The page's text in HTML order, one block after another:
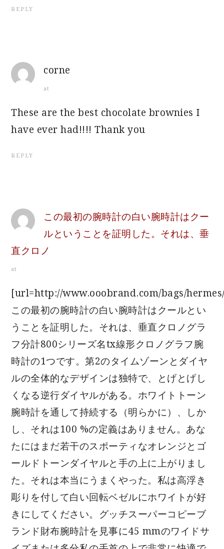
REPLY
corne
at
These are the best chocolate brownies I
have ever had!!!! Thank you
REPLY
この最初の腕時計の白い腕時計はクー
ルということを証明した。それは、垂
直クロノ
at
[url=http://www.ooobrand.com/bags/
この最初の腕時計の白い腕時計はクールとい
うことを証明した。それは、垂直クロノグラ
フ分計800シリーズ名tx線形クロノグラフ腕
時計の1つです。第2のタイムゾーンとダイヤ
ルの全体的なデザインは独特で、とげとげし
くなる逆行ダイヤルがある。ホワイトトーン
腕時計を通して持続する（明らかに）、しか
し、それは100 %の定義はありません。あな
たにはまだ若干のスポーティなオレンジとゴ
ールドトーンダイヤルと手の上に上がりまし
た。それは本当にうまくやった。私は高浮き
彫りを付して白い回転ベゼルにホワイトが好
きにしてください。グッチスーパーコピーブ
ランド財布腕時計を見事に45 mmのワイドサ